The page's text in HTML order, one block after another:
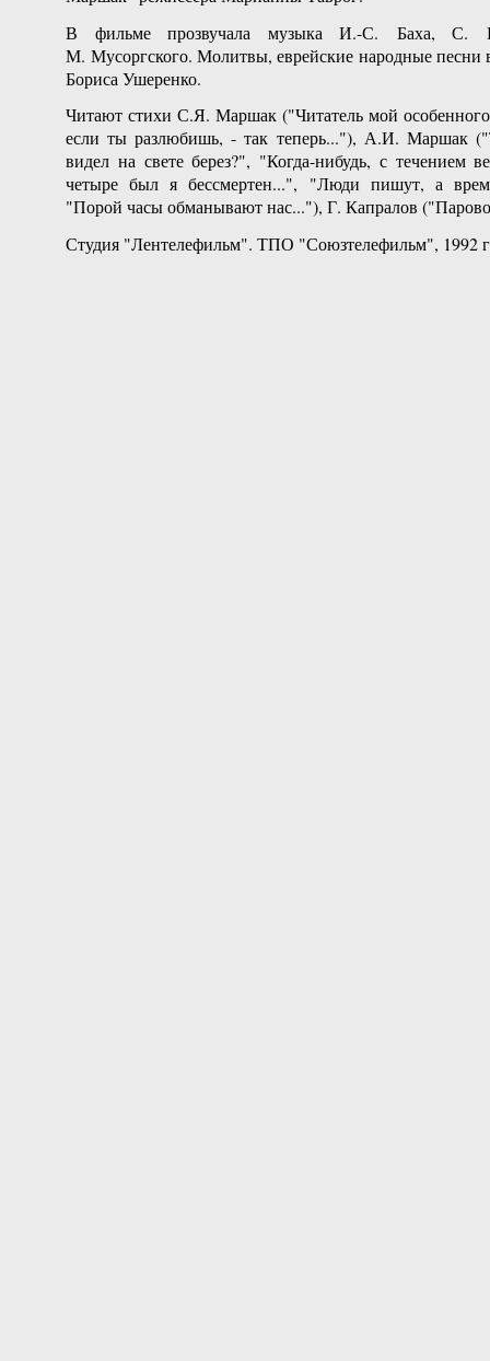
В фильме прозвучала музыка И.-С. Баха, С.
М. Мусоргского. Молитвы, еврейские народные песни
Бориса Ушеренко.
Читают стихи С.Я. Маршак ("Читатель мой
если ты разлюбишь, - так теперь..."), А.И. Маршак
видел на свете берез?", "Когда-нибудь, с течением
четыре был я бессмертен...", "Люди пишут, а
"Порой часы обманывают нас..."), Г. Капралов
Студия "Лентелефильм". ТПО "Союзтелефильм", 1992